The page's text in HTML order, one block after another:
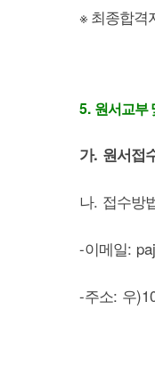
※ 최종합격
5. 원서교부
가. 원서접
나. 접수방
-이메일:
-주소: 우